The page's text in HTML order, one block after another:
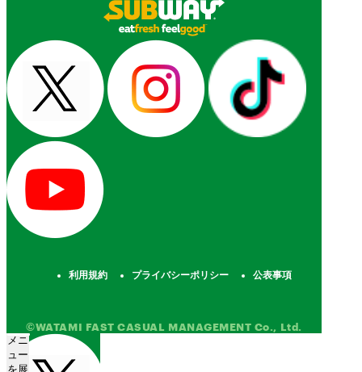
利用規約 プライバシーポリシー 公表事項
©WATAMI FAST CASUAL MANAGEMENT Co., Ltd.
メニ
ュー
を展